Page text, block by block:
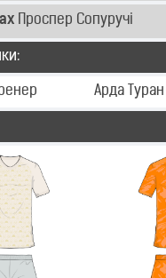
Проспер Сопуручі
Арда Туран